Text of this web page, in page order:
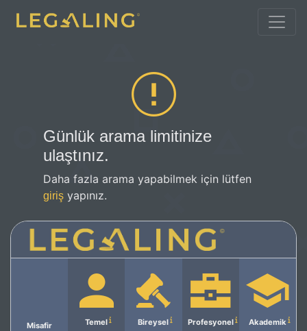
Günlük arama limitinize
ulaştınız.
Daha fazla arama yapabilmek için lütfen
giriş yapınız.
Misafir Temel Bireysel Profesyonel Akademik